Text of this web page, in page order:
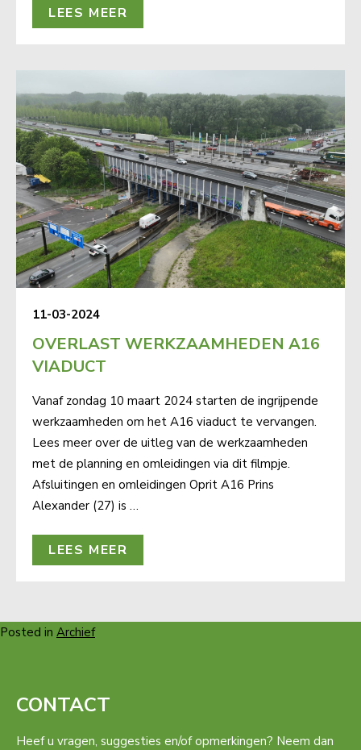
LEES MEER
11-03-2024
OVERLAST WERKZAAMHEDEN A16
VIADUCT
Vanaf zondag 10 maart 2024 starten de ingrijpende
werkzaamheden om het A16 viaduct te vervangen.
Lees meer over de uitleg van de werkzaamheden
met de planning en omleidingen via dit filmpje.
Afsluitingen en omleidingen Oprit A16 Prins
Alexander (27) is …
LEES MEER
Posted in Archief
CONTACT
Heef u vragen, suggesties en/of opmerkingen? Neem dan